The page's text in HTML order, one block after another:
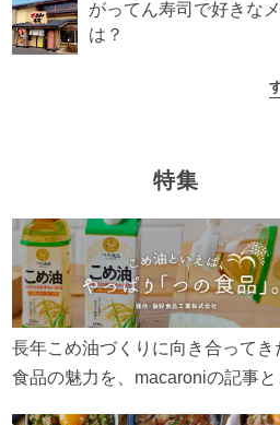
がってん寿司で好きな
は？
特集
長年こめ油づくりに向き合ってき
食品の魅力を、macaroniの記事と